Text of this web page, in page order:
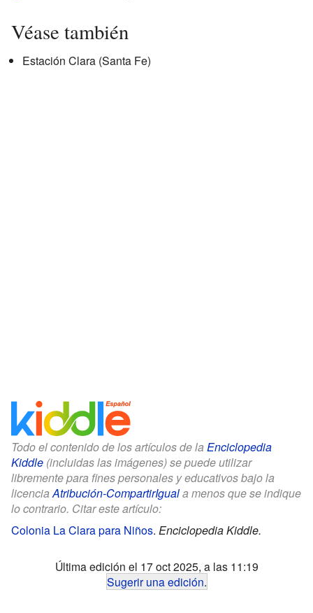
Véase también
Estación Clara (Santa Fe)
Todo el contenido de los artículos de la Enciclopedia
Kiddle (incluidas las imágenes) se puede utilizar
libremente para fines personales y educativos bajo la
licencia Atribución-CompartirIguala menos que se indique
lo contrario. Citar este artículo:
Colonia La Clara para Niños. Enciclopedia Kiddle.
Última edición el 17 oct 2025, a las 11:19
Sugerir una edición.